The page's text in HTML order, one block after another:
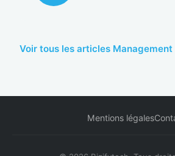
Voir tous les articles
Mentions légales